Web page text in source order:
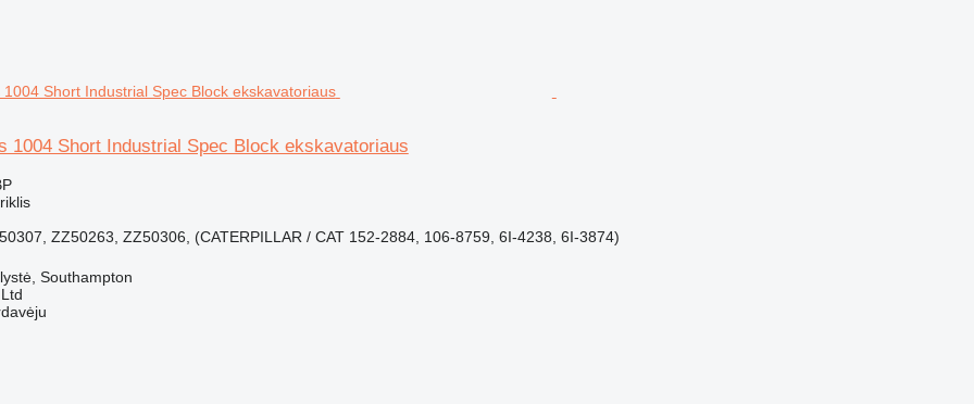
1004 Short Industrial Spec Block ekskavatoriaus
ZZ50263, ZZ50306, (CATERPILLAR / CAT 152-2884, 106-8759, 6I-4238, 6I-3874)
Southampton